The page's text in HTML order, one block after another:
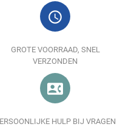
query_builder
GROTE VOORRAAD, SNEL
VERZONDEN
contact_phone
HULP BIJ VRAGEN